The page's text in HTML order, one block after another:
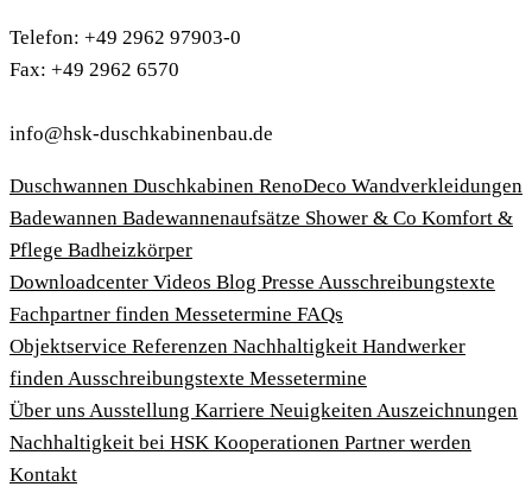
Telefon: +49 2962 97903-0
Fax: +49 2962 6570
info@hsk-duschkabinenbau.de
Duschwannen Duschkabinen RenoDeco Wandverkleidungen
Badewannen Badewannenaufsätze Shower & Co Komfort &
Pflege Badheizkörper
Download­center Videos Blog Presse Ausschreibungstexte
Fachpartner finden Messetermine FAQs
Objektservice Referenzen Nachhaltigkeit Handwerker
finden Ausschreibungstexte Messetermine
Über uns Ausstellung Karriere Neuigkeiten Auszeichnungen
Nachhaltigkeit bei HSK Kooperationen Partner werden
Kontakt